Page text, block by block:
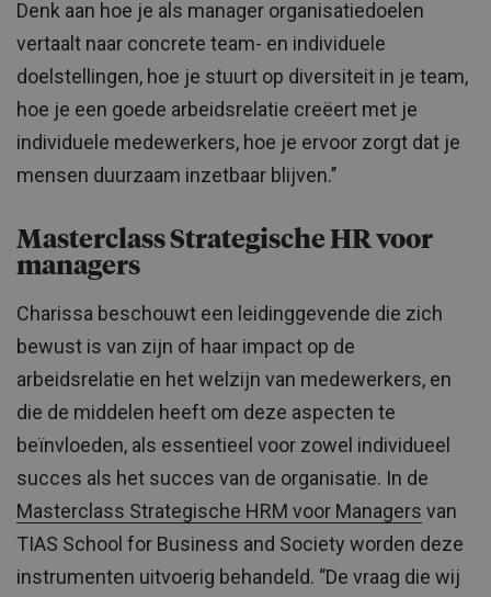
Denk aan hoe je als manager organisatiedoelen
vertaalt naar concrete team- en individuele
doelstellingen, hoe je stuurt op diversiteit in je team,
hoe je een goede arbeidsrelatie creëert met je
individuele medewerkers, hoe je ervoor zorgt dat je
mensen duurzaam inzetbaar blijven.’’
Masterclass Strategische HR voor
managers
Charissa beschouwt een leidinggevende die zich
bewust is van zijn of haar impact op de
arbeidsrelatie en het welzijn van medewerkers, en
die de middelen heeft om deze aspecten te
beïnvloeden, als essentieel voor zowel individueel
succes als het succes van de organisatie. In de
Masterclass Strategische HRM voor Managers van
TIAS School for Business and Society worden deze
instrumenten uitvoerig behandeld. ‘’De vraag die wij